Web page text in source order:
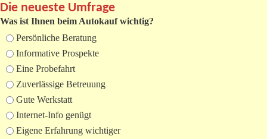
Die neueste Umfrage
Was ist Ihnen beim Autokauf wichtig?
Auswahlmöglichkeiten
Persönliche Beratung
Informative Prospekte
Eine Probefahrt
Zuverlässige Betreuung
Gute Werkstatt
Internet-Info genügt
Eigene Erfahrung wichtiger